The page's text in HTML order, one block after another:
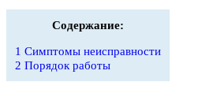
Содержание:
1 Симптомы неисправности
2 Порядок работы